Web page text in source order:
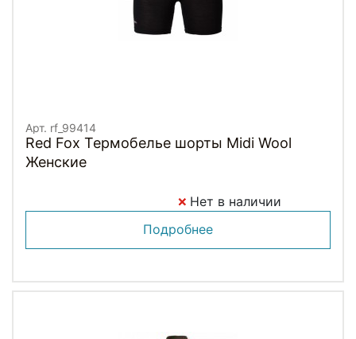
Арт. rf_99414
Red Fox Термобелье шорты Midi Wool
Женские
Нет в наличии
Подробнее